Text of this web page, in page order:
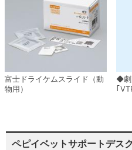
富士ドライケムスライド（動
物用）
◆劇
｢
ペピイベットサポートデスク